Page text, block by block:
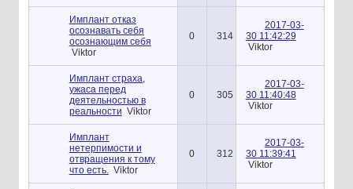
Имплант отказ
осознавать себя
осознающим себя
Viktor
0 314
2017-03-
30 11:42:29
Viktor
Имплант страха,
ужаса перед
деятельностью в
реальности Viktor
0 305
2017-03-
30 11:40:48
Viktor
Имплант
нетерпимости и
отвращения к тому
что есть.
Viktor
0 312
2017-03-
30 11:39:41
Viktor